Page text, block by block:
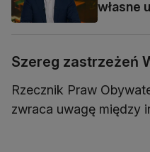
własne
Szereg zastrzeżeń
Rzecznik Praw
zwraca uwagę między